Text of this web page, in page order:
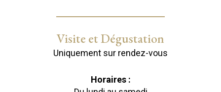
Visite et Dégustation
Uniquement sur rendez-vous
Horaires :